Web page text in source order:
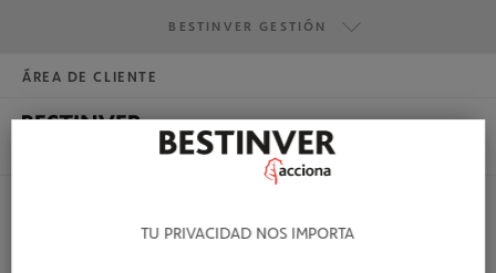
BESTINVER GESTIÓN
BESTINVER SECURITIES
BESTINVER ACTIVOS INMOBILIARIOS
ÁREA DE CLIENTE
TU PRIVACIDAD NOS IMPORTA